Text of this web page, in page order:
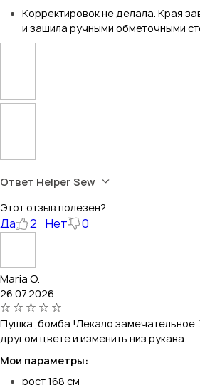
Корректировок не делала. Края
и зашила ручными обметочными
Ответ Helper Sew
Этот отзыв полезен?
Да 2 Нет 0
Maria O.
26.07.2026
Пушка ,бомба !Лекало замечательное
другом цвете и изменить низ рукава.
Мои параметры:
рост 168 см